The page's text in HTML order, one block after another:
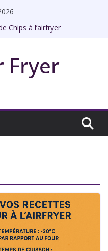
Chips à l’airfryer
à l’airfryer
Fryer